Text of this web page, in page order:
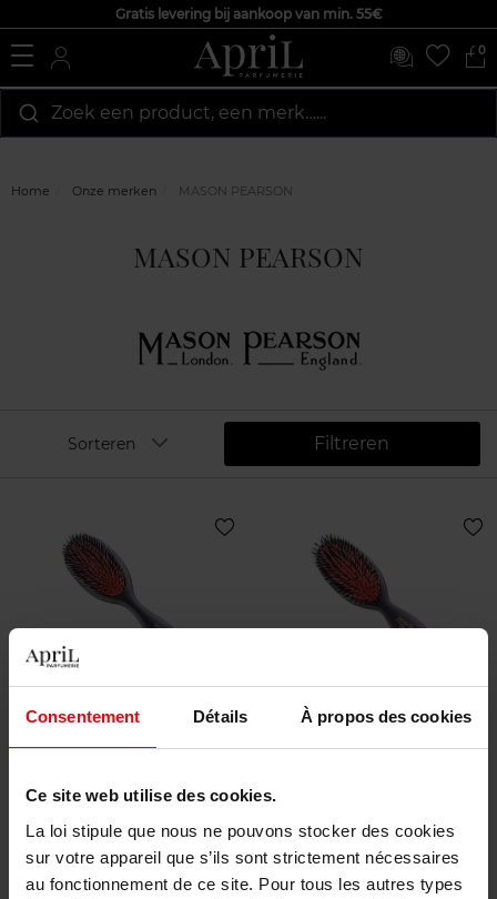
Consentement Détails À propos des cookies
Ce site web utilise des cookies.
La loi stipule que nous ne pouvons stocker des cookies
sur votre appareil que s’ils sont strictement nécessaires
au fonctionnement de ce site. Pour tous les autres types
Gratis levering bij aankoop van min. 55€
0
Zoek een product, een merk…...
Home Onze merken MASON PEARSON
MASON PEARSON
Filtreren
Sorteren
MASON PEARSON
BN3
Haarborstel
€ 132,50 Bestel nu!
MASON PEARSON
Pocket mixte Sanglier/Nylon
BN4